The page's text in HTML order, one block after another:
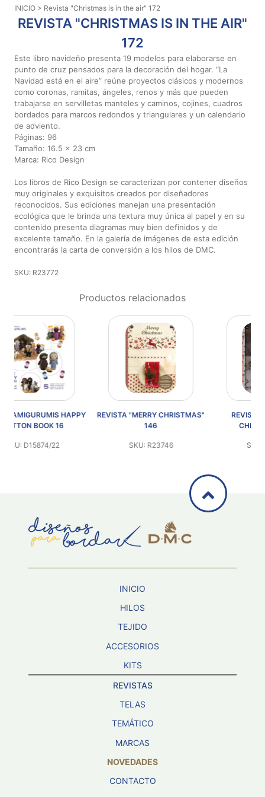
Aviso De
Privacidad
2026
Diseños
Para
Bordar
Distribuidores
INICIO > Revista "Christmas is in the air" 172
REVISTA "CHRISTMAS IS IN THE AIR"
172
Este libro navideño presenta 19 modelos para elaborarse en
punto de cruz pensados para la decoración del hogar. “La
Navidad está en el aire” reúne proyectos clásicos y modernos
como coronas, ramitas, ángeles, renos y más que pueden
trabajarse en servilletas manteles y caminos, cojines, cuadros
bordados para marcos redondos y triangulares y un calendario
de adviento.
Páginas: 96
Tamaño: 16.5 x 23 cm
Marca: Rico Design
Los libros de Rico Design se caracterizan por contener diseños
muy originales y exquisitos creados por diseñadores
reconocidos. Sus ediciones manejan una presentación
ecológica que le brinda una textura muy única al papel y en su
contenido presenta diagramas muy bien definidos y de
excelente tamaño. En la galería de imágenes de esta edición
encontrarás la carta de conversión a los hilos de DMC.
SKU: R23772
Productos relacionados
REVISTA "MERRY CHRISTMAS"
SKU: R23746
REVISTA "CLASSICAL
SKU: R23760
INICIO
HILOS
TEJIDO
ACCESORIOS
KITS
REVISTAS
TELAS
TEMÁTICO
MARCAS
NOVEDADES
CONTACTO